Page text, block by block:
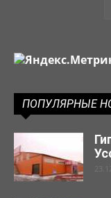
ПОПУЛЯРНЫЕ